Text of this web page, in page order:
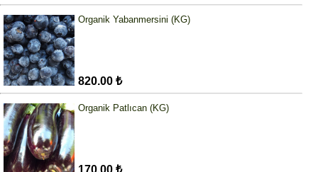
Organik Yabanmersini (KG)
820.00 ₺
Organik Patlıcan (KG)